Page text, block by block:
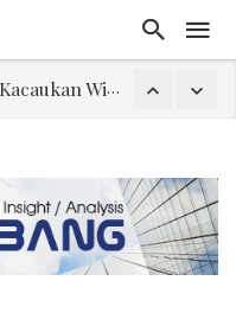
El-Sayed, Palestina, dan Peluang Diplomasi Prabowo
Trump Batasi Hak Kewarganegaraan Lewat Kelahiran dan Larang “Wisata Bersalin”
Hati Rakyat